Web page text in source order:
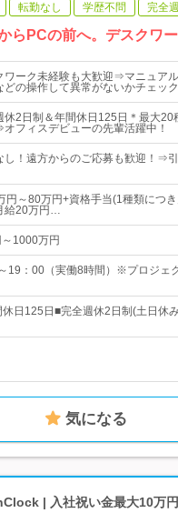
転勤なし 学歴不問 完全
らPCの前へ。デスクワ
ワーク未経験も大歓迎⇒マニュア
どの操作して異常がないかチェック
休2日制＆年間休日125日＊最大
フィスデビューの先輩活躍中！
し！遠方からのご応募も歓迎！⇒
円～80万円+資格手当(1種類につ
給20万円…
1000万円
19：00（実働8時間）※プロジェ
日125日■完全週休2日制(土日休
気になる
| 入社祝い金最大10万